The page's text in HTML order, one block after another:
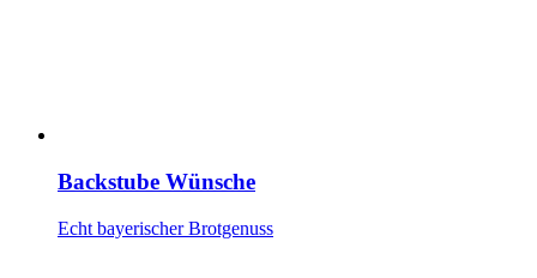
Backstube Wünsche
Echt bayerischer Brotgenuss